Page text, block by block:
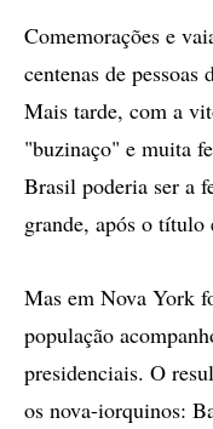
Comemorações e
centenas de pessoas
Mais tarde, com a
"buzinaço" e muita
Brasil poderia ser a
grande, após o título
Mas em Nova York
população
presidenciais. O
os nova-iorquinos: